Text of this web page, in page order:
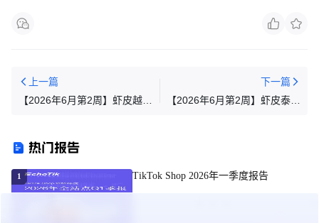
上一篇
【2026年6月第2周】虾皮越南
下一篇
【2026年6月第2周】虾皮泰国
热门报告
1 TikTok Shop 2026年一季度报告